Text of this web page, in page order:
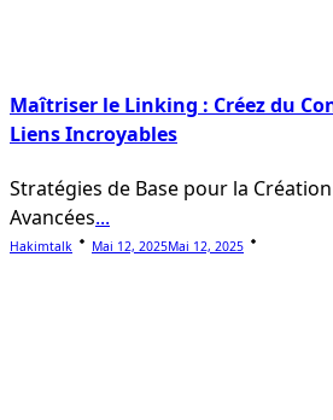
Maîtriser le Linking : Créez du
Liens Incroyables
Stratégies de Base pour la
Avancées...
Hakimtalk Mai 12, 2025Mai 12, 2025